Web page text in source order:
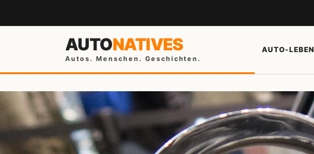
AUTONATIVES
Autos. Menschen. Geschichten.
AUTO-LEBEN